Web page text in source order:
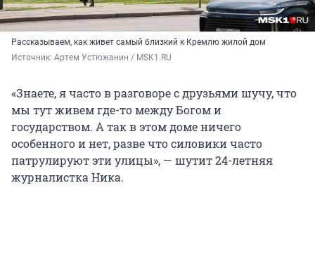
Рассказываем, как живет самый близкий к Кремлю жилой дом
Источник: Артем Устюжанин / MSK1.RU
«Знаете, я часто в разговоре с друзьями шучу, что
мы тут живем где-то между Богом и
государством. А так в этом доме ничего
особенного и нет, разве что силовики часто
патрулируют эти улицы», — шутит 24-летняя
журналистка Ника.